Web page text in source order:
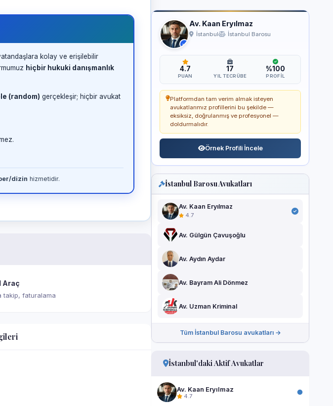
kolay ve erişilebilir
hiçbir hukuki danışmanlık
(random) gerçekleşir; hiçbir avukat
dizin hizmetidir.
Araç
takip, faturalama
Av. Kaan Eryılmaz
İstanbul İstanbul Barosu
4.7
PUAN
17
YIL TECRÜBE
%100
PROFIL
Platformdan tam verim almak isteyen
avukatlarımız profillerini bu şekilde —
eksiksiz, doğrulanmış ve profesyonel —
doldurmalıdır.
Örnek Profili İncele
İstanbul Barosu Avukatları
Av. Kaan Eryılmaz
4.7
Av. Gülgün Çavuşoğlu
Av. Aydın Aydar
Av. Bayram Ali Dönmez
Av. Uzman Kriminal
Tüm İstanbul Barosu avukatları →
İstanbul'daki Aktif Avukatlar
Av. Kaan Eryılmaz
4.7